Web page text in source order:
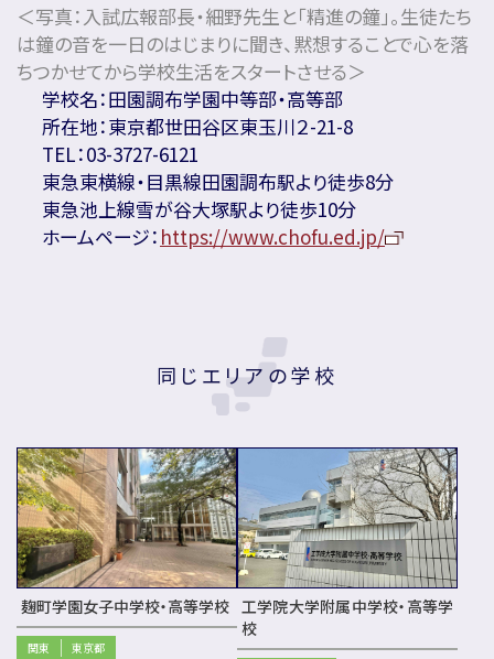
＜写真：入試広報部長・細野先生と「精進の鐘」。生徒たち
は鐘の音を一日のはじまりに聞き、黙想することで心を落
ちつかせてから学校生活をスタートさせる＞
学校名：田園調布学園中等部・高等部
所在地：東京都世田谷区東玉川２-21-8
TEL：03-3727-6121
東急東横線・目黒線田園調布駅より徒歩8分
東急池上線雪が谷大塚駅より徒歩10分
ホームページ： https://www.chofu.ed.jp/
同じエリアの学校
麹町学園女子中学校・高等学校
関東 東京都
工学院大学附属中学校・高等学
校